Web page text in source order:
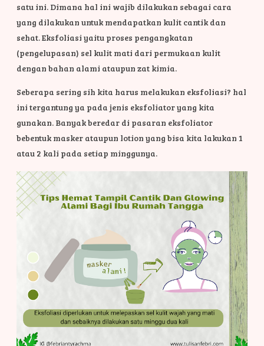
satu ini. Dimana hal ini wajib dilakukan sebagai cara
yang dilakukan untuk mendapatkan kulit cantik dan
sehat. Eksfoliasi yaitu proses pengangkatan
(pengelupasan) sel kulit mati dari permukaan kulit
dengan bahan alami ataupun zat kimia.
Seberapa sering sih kita harus melakukan eksfoliasi? hal
ini tergantung ya pada jenis eksfoliator yang kita
gunakan. Banyak beredar di pasaran eksfoliator
bebentuk masker ataupun lotion yang bisa kita lakukan 1
atau 2 kali pada setiap minggunya.